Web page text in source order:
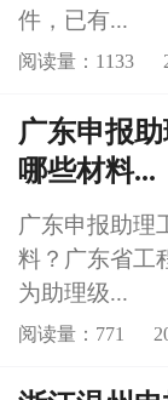
件，已有...
阅读量：1133
广东申报
哪些材料...
广东申报助理
料？广东省工
为助理级...
阅读量：771